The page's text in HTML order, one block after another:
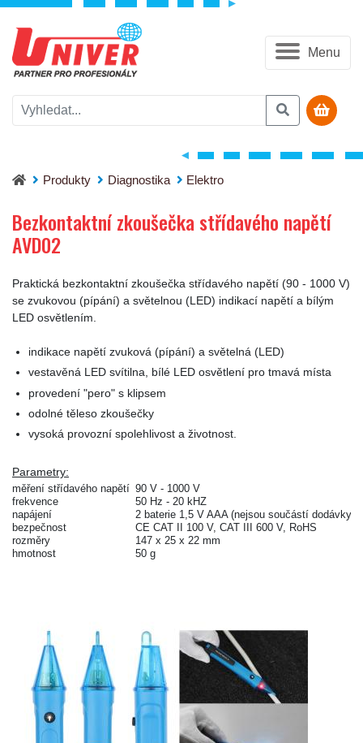
Menu
Produkty Diagnostika Elektro
Bezkontaktní zkoušečka střídavého napětí AVD02
Bezkontaktní zkoušečka střídavého napětí
AVD02
Praktická bezkontaktní zkoušečka střídavého napětí (90 - 1000 V)
se zvukovou (pípání) a světelnou (LED) indikací napětí a bílým
LED osvětlením.
indikace napětí zvuková (pípání) a světelná (LED)
vestavěná LED svítilna, bílé LED osvětlení pro tmavá místa
provedení "pero" s klipsem
odolné těleso zkoušečky
vysoká provozní spolehlivost a životnost.
Parametry:
měření střídavého napětí
frekvence
napájení
bezpečnost
rozměry
hmotnost
90 V - 1000 V
50 Hz - 20 kHZ
2 baterie 1,5 V AAA (nejsou součástí dodávky)
CE CAT II 100 V, CAT III 600 V, RoHS
147 x 25 x 22 mm
50 g